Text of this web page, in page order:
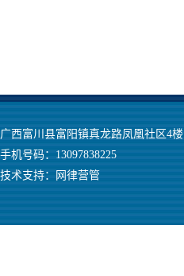
广西富川县富阳镇真龙路凤凰社区4楼
手机号码：13097838225
技术支持：
网律营管